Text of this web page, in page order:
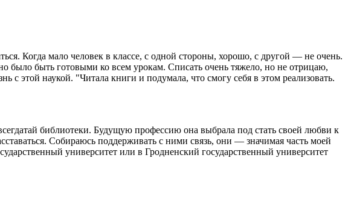
Когда мало человек в классе, с одной стороны, хорошо, с другой — не очень.
было быть готовыми ко всем урокам. Списать очень тяжело, но не отрицаю,
этой наукой. "Читала книги и подумала, что смогу себя в этом реализовать.
библиотеки. Будущую профессию она выбрала под стать своей любви к
Собираюсь поддерживать с ними связь, они — значимая часть моей
университет или в Гродненский государственный университет